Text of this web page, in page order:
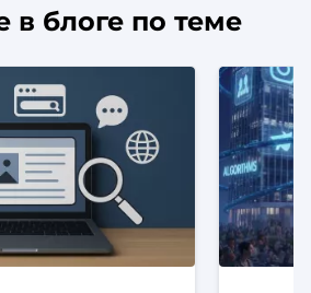
в блоге по теме